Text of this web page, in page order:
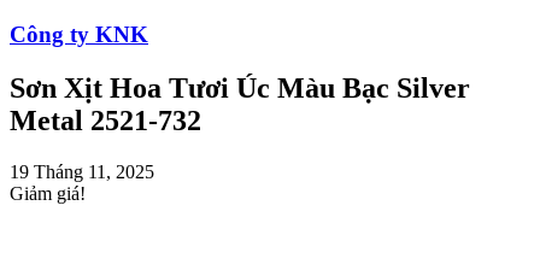
Công ty KNK
Sơn Xịt Hoa Tươi Úc Màu Bạc Silver
Metal 2521-732
19 Tháng 11, 2025
Giảm giá!